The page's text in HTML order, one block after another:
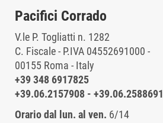
Pacifici Corrado
V.le P. Togliatti n. 1282
C. Fiscale - P.IVA 04552691000 -
00155 Roma - Italy
+39 348 6917825
+39.06.2157908 - +39.06.2588691
Orario dal lun. al ven. 6/14